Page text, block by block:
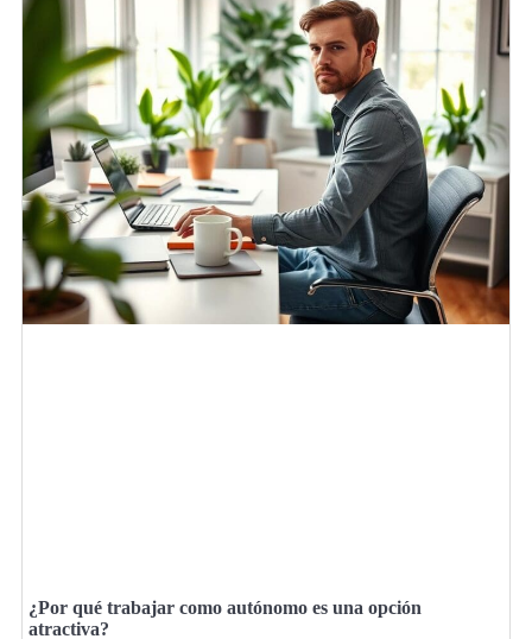
¿Por qué trabajar como autónomo es una opción
atractiva?